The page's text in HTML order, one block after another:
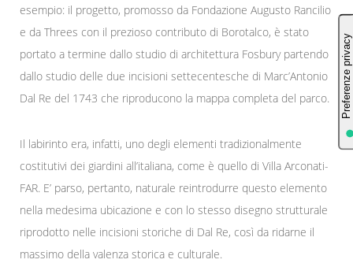
esempio: il progetto, promosso da Fondazione Augusto Rancilio
e da Threes con il prezioso contributo di Borotalco, è stato
portato a termine dallo studio di architettura Fosbury partendo
dallo studio delle due incisioni settecentesche di Marc’Antonio
Dal Re del 1743 che riproducono la mappa completa del parco.
Il labirinto era, infatti, uno degli elementi tradizionalmente
costitutivi dei giardini all’italiana, come è quello di Villa Arconati-
FAR. E’ parso, pertanto, naturale reintrodurre questo elemento
nella medesima ubicazione e con lo stesso disegno strutturale
riprodotto nelle incisioni storiche di Dal Re, così da ridarne il
massimo della valenza storica e culturale.